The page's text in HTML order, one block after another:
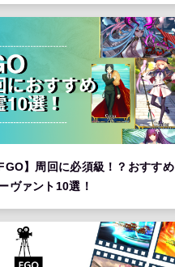
FGO】周回に必須級！？おすすめ
ヴァント10選！